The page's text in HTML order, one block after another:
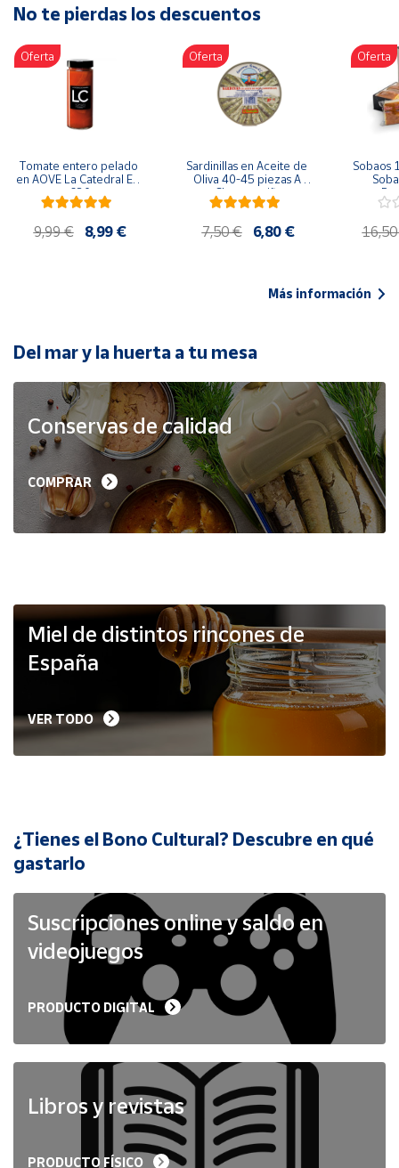
Artesanía
Oficina y
Papelería
Para Canarias,
Ceuta y Melilla
populares
Bono
Cultural
de Correos
Market
Productos
Solidarios
Ayuda
Vendedores
Mapa de
Hazte
vendedor
Cuenta
Ubicación
Península
Baleares
Melilla
No te pierdas los descuentos
Oferta
Tomate entero pelado
en AOVE La Catedral ER-
630
9,99 € 8,99 €
Oferta
Sardinillas en Aceite de
Oliva 40-45 piezas A
Churrusquiña
7,50 € 6,80 €
Oferta
Sobaos
Más información
Del mar y la huerta a tu mesa
Conservas de calidad
COMPRAR
Miel de distintos rincones de
España
VER TODO
¿Tienes el Bono Cultural? Descubre en qué
gastarlo
Suscripciones online y saldo en
videojuegos
PRODUCTO DIGITAL
Libros y revistas
PRODUCTO FÍSICO